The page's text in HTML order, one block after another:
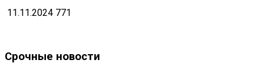
11.11.2024 771
Срочные новости